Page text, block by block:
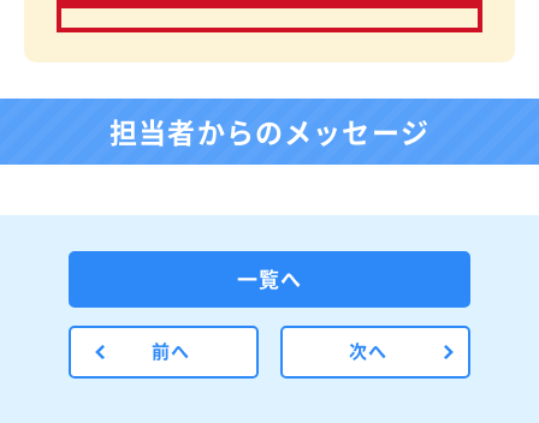
担当者からのメッセージ
前へ
一覧へ
次へ